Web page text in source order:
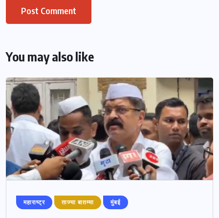
You may also like
महाराष्ट्र ताज्या बातम्या मुंबई